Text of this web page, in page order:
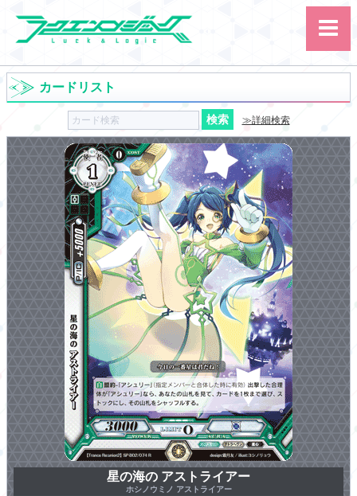
サイト内検索
カード ルール
大会
講習会
その他
カードリスト
≫詳細検索
星の海の アストライアー
ホシノウミノ アストライアー